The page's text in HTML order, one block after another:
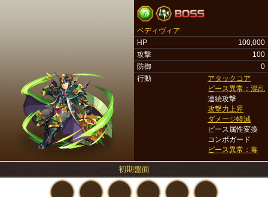
ベディヴィア
HP
100,000
攻撃
100
防御
0
行動
アタックコア
ピース異常：混乱
連続攻撃
攻撃力上昇
ダメージ軽減
ピース属性変換
コンボガード
ピース異常：毒
初期盤面